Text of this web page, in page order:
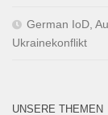
German IoD,
Ukrainekonflikt
UNSERE THEMEN